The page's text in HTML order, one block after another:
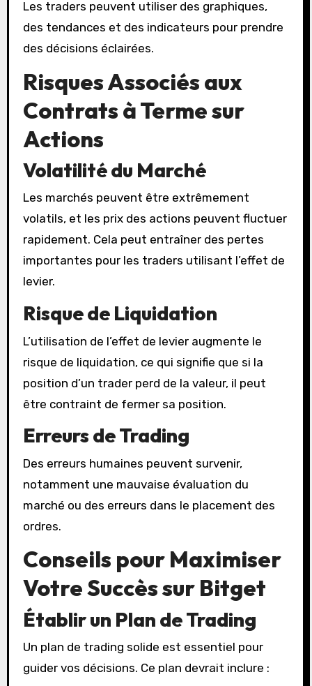
Les traders peuvent utiliser des graphiques,
des tendances et des indicateurs pour prendre
des décisions éclairées.
Risques Associés aux
Contrats à Terme sur
Actions
Volatilité du Marché
Les marchés peuvent être extrêmement
volatils, et les prix des actions peuvent fluctuer
rapidement. Cela peut entraîner des pertes
importantes pour les traders utilisant l’effet de
levier.
Risque de Liquidation
L’utilisation de l’effet de levier augmente le
risque de liquidation, ce qui signifie que si la
position d’un trader perd de la valeur, il peut
être contraint de fermer sa position.
Erreurs de Trading
Des erreurs humaines peuvent survenir,
notamment une mauvaise évaluation du
marché ou des erreurs dans le placement des
ordres.
Conseils pour Maximiser
Votre Succès sur Bitget
Établir un Plan de Trading
Un plan de trading solide est essentiel pour
guider vos décisions. Ce plan devrait inclure :